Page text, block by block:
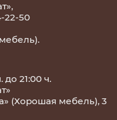
22-50
до 21:00 ч.
(Хорошая мебель), 3